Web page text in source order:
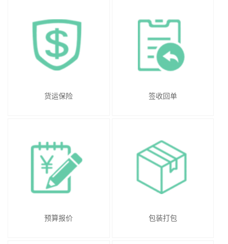
货运保险 签收回单
预算报价 包装打包